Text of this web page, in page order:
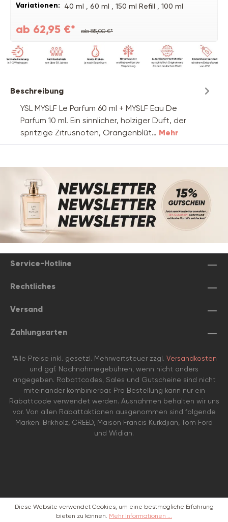
Variationen: 40 ml , 60 ml , 150 ml Refill , 100 ml
ab 62,95 €* ab 85,00 €*
Beschreibung
YSL MYSLF Le Parfum 60 ml + MYSLF Eau De
Parfum 10 ml. Ein sinnlicher, holziger Duft, der
spritzige Zitrusnoten, Orangenblüt… Mehr
Service-Hotline
Rechtliches
Versand
Zahlungsarten
*Alle Preise inkl. gesetzl. Mehrwertsteuer zzgl. Versandkosten
und ggf. Nachnahmegebühren, wenn nicht anders
angegeben. Rabattcodes, Sales und Gutscheine sind nicht
miteinander kombinierbar. Pro Bestellung kann nur ein
Rabattcode verwendet werden. Ausnahmen behalten wir uns
vor. Von allen Rabattaktionen ausgenommen sind folgende
Marken: Brikholz, CREED, Maison Francis Kurkdjian, Tom Ford
und Widian.
Diese Website verwendet Cookies, um eine bestmögliche Erfahrung
bieten zu können. Mehr Informationen ...